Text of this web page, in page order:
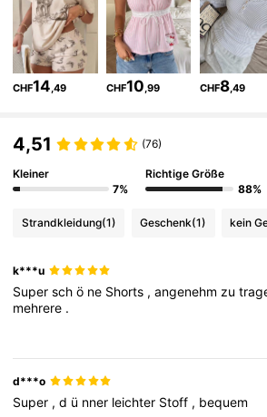
175K Follower
175K Follower
4,77
4,77 175K Follower
CHF14,49 CHF10,99 CHF8,49
4,51 (76)
Kleiner
7%
Richtige Größe
88%
Strandkleidung(1) Geschenk(1) kein
k***u
Superschö ne Shorts ,angenehm zu
mehrere .
d***o
Super ,d ü nner leichter Stoff , bequem